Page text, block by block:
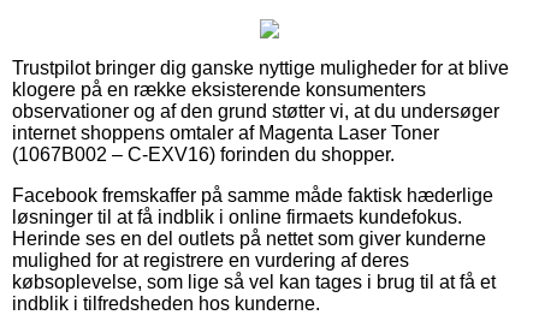
Trustpilot bringer dig ganske nyttige muligheder for at blive
klogere på en række eksisterende konsumenters
observationer og af den grund støtter vi, at du undersøger
internet shoppens omtaler af Magenta Laser Toner
(1067B002 – C-EXV16) forinden du shopper.
Facebook fremskaffer på samme måde faktisk hæderlige
løsninger til at få indblik i online firmaets kundefokus.
Herinde ses en del outlets på nettet som giver kunderne
mulighed for at registrere en vurdering af deres
købsoplevelse, som lige så vel kan tages i brug til at få et
indblik i tilfredsheden hos kunderne.